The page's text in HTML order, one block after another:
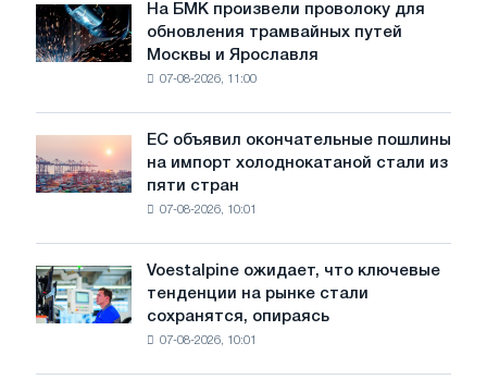
На
БМК
произвели
трамвайных
путей
Москвы
Ярославля
На БМК произвели проволоку для
обновления трамвайных путей
Москвы и Ярославля
07-08-2026, 11:00
объявил
окончательные
холоднокатаной
стали
из
стран
ЕС объявил окончательные пошлины
на импорт холоднокатаной стали из
пяти стран
07-08-2026, 10:01
Voestalpine
ожидает,
что
Voestalpine ожидает, что ключевые
тенденции на рынке стали
сохранятся, опираясь
07-08-2026, 10:01